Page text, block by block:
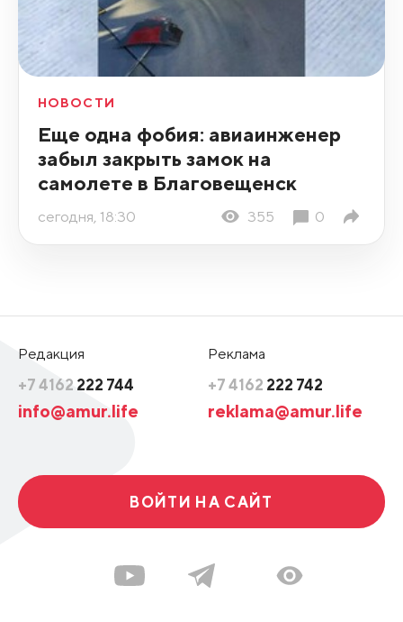
НОВОСТИ
Еще одна фобия: авиаинженер
забыл закрыть замок на
самолете в Благовещенск
сегодня, 18:30 355 0
Редакция
+7 4162 222 744
info@amur.life
Реклама
+7 4162 222 742
reklama@amur.life
ВОЙТИ НА САЙТ